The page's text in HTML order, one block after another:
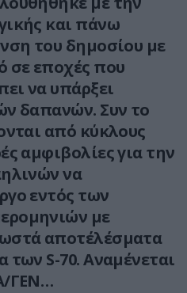
και πάνω
του δημοσίου με
σε εποχές που
να υπάρξει
δαπανών. Συν το
από κύκλους
αμφιβολίες για την
να
εντός των
με
αποτέλέσματα
των S-70. Αναμένεται
ΓΕΝ…